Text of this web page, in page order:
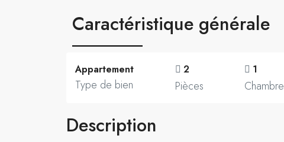
Caractéristique générale
Appartement
Type de bien
2
Pièces
1
Chambre
Description